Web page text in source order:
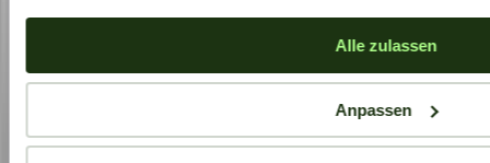
Alle zulassen
Anpassen
Aktuelle Angebote